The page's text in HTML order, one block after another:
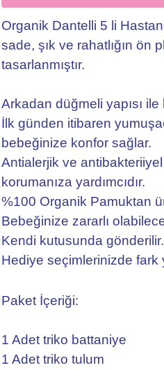
Organik Dantelli 5 li
sade, şık ve rahatlığın ön
tasarlanmıştır.
Arkadan düğmeli yapısı ile
İlk günden itibaren
bebeğinize konfor sağlar.
Antialerjik ve
korumanıza yardımcıdır.
%100 Organik Pamuktan
Bebeğinize zararlı
Kendi kutusunda gönderilir.
Hediye seçimlerinizde fark
Paket İçeriği:
1 Adet triko battaniye
1 Adet triko tulum